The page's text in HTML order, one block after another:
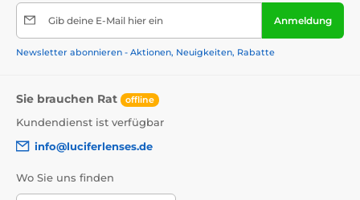
Gib deine E-Mail hier ein Anmeldung
Newsletter abonnieren - Aktionen, Neuigkeiten, Rabatte
Sie brauchen Rat offline
Kundendienst ist verfügbar
info@luciferlenses.de
Wo Sie uns finden